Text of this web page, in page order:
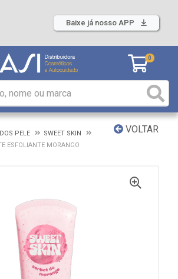
Baixe já nosso APP
0
VOLTAR
PELE
SWEET SKIN
ESFOLIANTE MORANGO